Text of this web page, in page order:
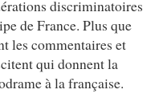
discriminatoires
de France. Plus que
les commentaires et
qui donnent la
à la française.